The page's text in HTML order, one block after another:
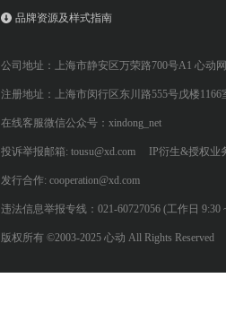
品牌资源及样式指南
公司地址：上海市静安区万荣路700号A1 心动
注册地址：上海市闵行区东川路555号戊楼1166
在线客服微信公众号：xindong_net
投诉举报邮箱: tousu@xd.com IP衍生&授权业
发行合作: cooperation@xd.com
违法信息举报专线：021-60727056 (工作日 9:30
版权所有 ©2003-2025 心动 All Rights Reserved